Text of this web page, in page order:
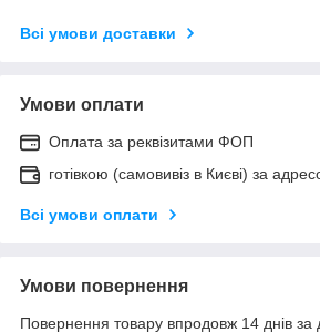
Всі умови доставки
Умови оплати
Оплата за реквізитами ФОП
готівкою (самовивіз в Києві) за
Всі умови оплати
Умови повернення
Повернення товару впродовж 14 днів за